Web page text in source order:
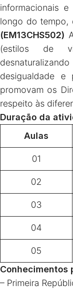
informacionais
longo do tempo,
(EM13CHS502)
(estilos de
desigualdade
promovam os
respeito às
Duração da
Aulas
01
02
03
04
05
Conhecimentos
– Primeira